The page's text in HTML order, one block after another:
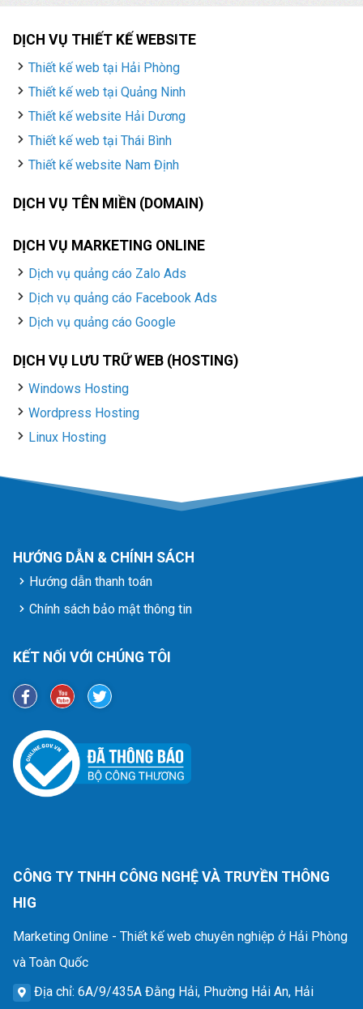
DỊCH VỤ THIẾT KẾ WEBSITE
Thiết kế web tại Hải Phòng
Thiết kế web tại Quảng Ninh
Thiết kế website Hải Dương
Thiết kế web tại Thái Bình
Thiết kế website Nam Định
DỊCH VỤ TÊN MIỀN (DOMAIN)
DỊCH VỤ MARKETING ONLINE
Dịch vụ quảng cáo Zalo Ads
Dịch vụ quảng cáo Facebook Ads
Dịch vụ quảng cáo Google
DỊCH VỤ LƯU TRỮ WEB (HOSTING)
Windows Hosting
Wordpress Hosting
Linux Hosting
HƯỚNG DẪN & CHÍNH SÁCH
Hướng dẫn thanh toán
Chính sách bảo mật thông tin
KẾT NỐI VỚI CHÚNG TÔI
CÔNG TY TNHH CÔNG NGHỆ VÀ TRUYỀN THÔNG
HIG
Marketing Online - Thiết kế web chuyên nghiệp ở Hải Phòng
và Toàn Quốc
Địa chỉ: 6A/9/435A Đằng Hải, Phường Hải An, Hải